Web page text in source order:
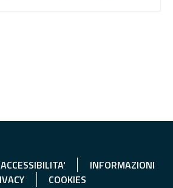
ACCESSIBILITA'
INFORMAZIONI
COOKIES